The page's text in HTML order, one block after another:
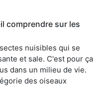
comprendre sur les
nuisibles qui se
et sale. C'est pour ça
dans un milieu de vie.
des oiseaux